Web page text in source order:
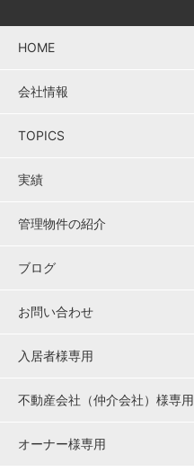
HOME
会社情報
TOPICS
実績
管理物件の紹介
ブログ
お問い合わせ
入居者様専用
不動産会社（仲介会社）様専用
オーナー様専用